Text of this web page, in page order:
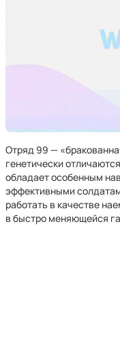
Отряд 99 —
генетически
обладает особенным
эффективными
работать в качестве
в быстро меняющейся